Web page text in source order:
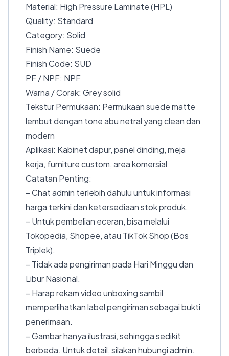
Material: High Pressure Laminate (HPL)
Quality: Standard
Category: Solid
Finish Name: Suede
Finish Code: SUD
PF / NPF: NPF
Warna / Corak: Grey solid
Tekstur Permukaan: Permukaan suede matte
lembut dengan tone abu netral yang clean dan
modern
Aplikasi: Kabinet dapur, panel dinding, meja
kerja, furniture custom, area komersial
Catatan Penting:
– Chat admin terlebih dahulu untuk informasi
harga terkini dan ketersediaan stok produk.
– Untuk pembelian eceran, bisa melalui
Tokopedia, Shopee, atau TikTok Shop (Bos
Triplek).
– Tidak ada pengiriman pada Hari Minggu dan
Libur Nasional.
– Harap rekam video unboxing sambil
memperlihatkan label pengiriman sebagai bukti
penerimaan.
– Gambar hanya ilustrasi, sehingga sedikit
berbeda. Untuk detail, silakan hubungi admin.